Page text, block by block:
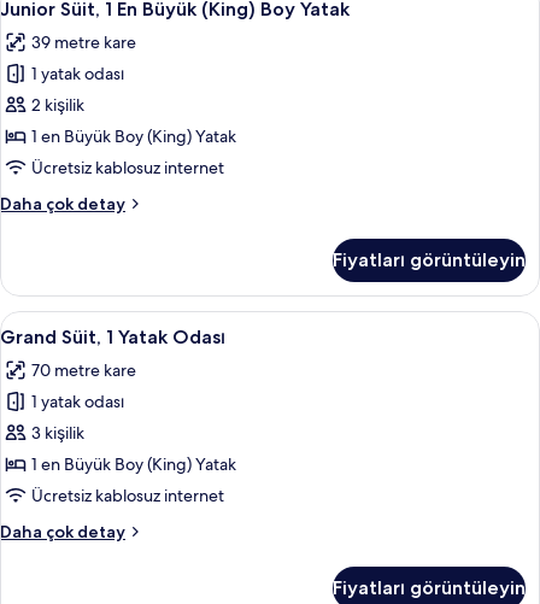
daha
fazla
Süit,
1
En
Büyük
(King)
Boy
için
görün
Junior Süit, 1 En Büyük (King) Boy Yatak
39 metre kare
1 yatak odası
2 kişilik
1 en Büyük Boy (King) Yatak
Ücretsiz kablosuz internet
Daha çok detay
Junior
Büyük
(King)
Boy
hakkında
daha
detay
Fiyatları görüntüleyin
Grand
Süit,
1
Yatak
Odası
için
tüm
görün
Grand Süit, 1 Yatak Odası | Minibar,
8
Grand Süit, 1 Yatak Odası
70 metre kare
1 yatak odası
3 kişilik
1 en Büyük Boy (King) Yatak
Ücretsiz kablosuz internet
Daha çok detay
Grand
Fiyatları görüntüleyin